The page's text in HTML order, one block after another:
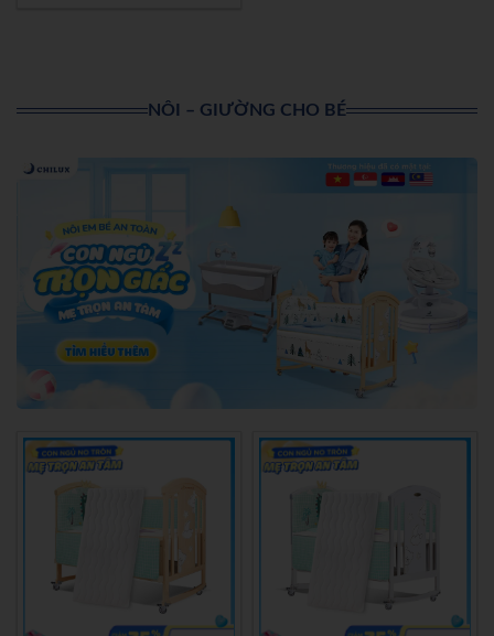
NÔI – GIƯỜNG CHO BÉ